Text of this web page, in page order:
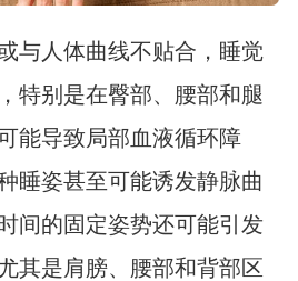
与人体曲线不贴合，睡觉
特别是在臀部、腰部和腿
能导致局部血液循环障
睡姿甚至可能诱发静脉曲
间的固定姿势还可能引发
其是肩膀、腰部和背部区